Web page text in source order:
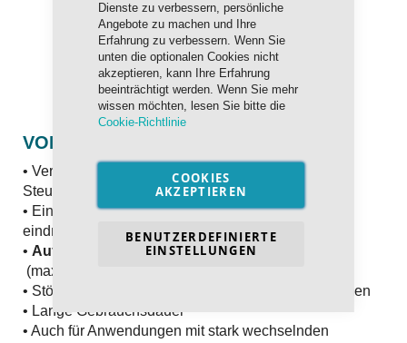
Dienste zu verbessern, persönliche
Angebote zu machen und Ihre
Erfahrung zu verbessern. Wenn Sie
unten die optionalen Cookies nicht
akzeptieren, kann Ihre Erfahrung
beeinträchtigt werden. Wenn Sie mehr
wissen möchten, lesen Sie bitte die
Cookie-Richtlinie
COOKIES
AKZEPTIEREN
BENUTZERDEFINIERTE
EINSTELLUNGEN
VORTEILE
• Verhinderung von Schmutz und Abrieb an
Steuerelementen und Regeleinrichtungen
• Einsatz auch dort, wo Wasser in das System
eindringen kann
• Aufnahme geringer Mengen Wasser
(max. 2% Wasser werden aufgenommen)
• Störungsfreier Betrieb auch in Multi-Metall-Systemen
• Lange Gebrauchsdauer
• Auch für Anwendungen mit stark wechselnden